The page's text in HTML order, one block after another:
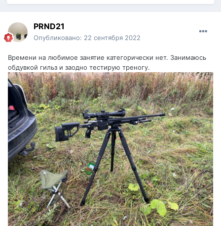
PRND21
Опубликовано: 22 сентября 2022
Времени на любимое занятие категорически нет. Занимаюсь
обдувкой гильз и заодно тестирую треногу.